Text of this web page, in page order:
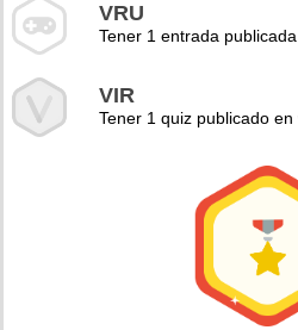
VRU
Tener 1 entrada
VIR
Tener 1 quiz publicado en